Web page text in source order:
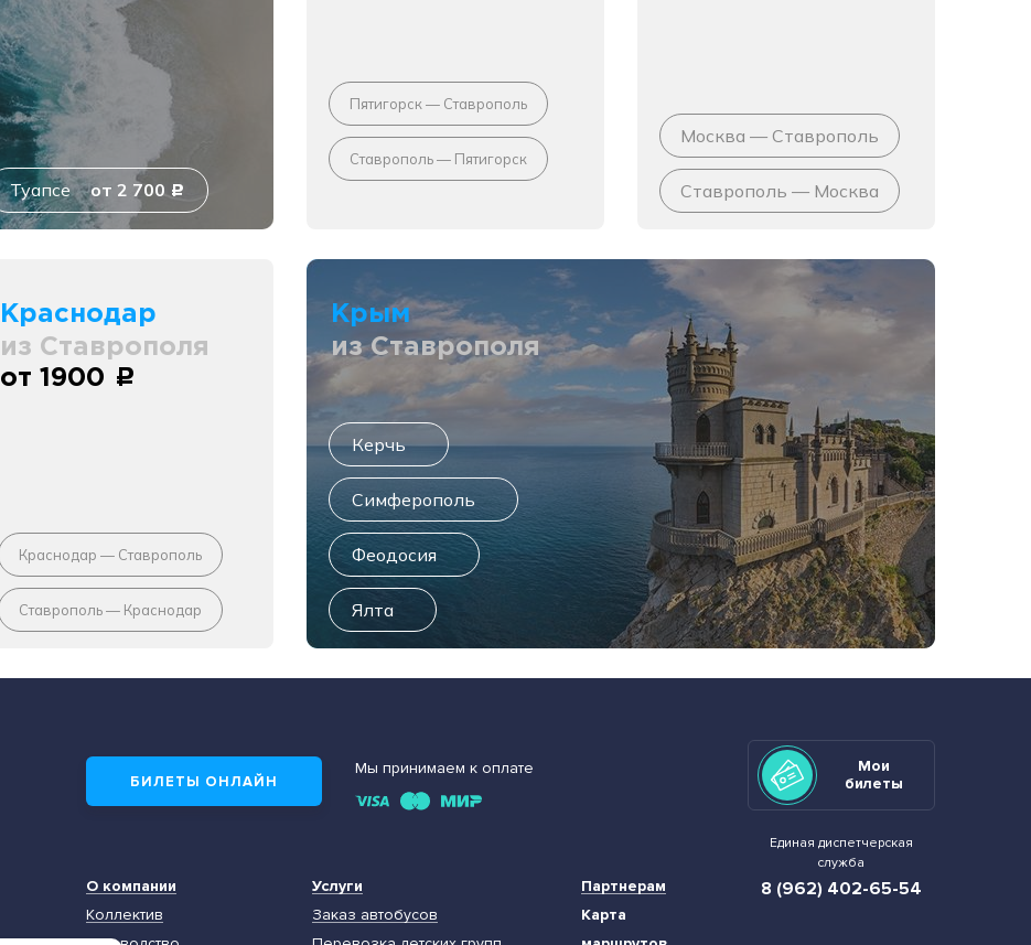
Туапсе от 2 700c
Пятигорск — Ставрополь
Ставрополь — Пятигорск
Москва — Ставрополь
Ставрополь — Москва
Краснодар
из Ставрополя
от 1900 c
Краснодар — Ставрополь
Ставрополь — Краснодар
Крым
из Ставрополя
Керчь
Симферополь
Феодосия
Ялта
БИЛЕТЫ ОНЛАЙН
Мы принимаем к оплате
О компании
Коллектив
Услуги
Заказ автобусов
Партнерам
Карта
Мои
билеты
Единая диспетчерская
служба
8 (962) 402-65-54